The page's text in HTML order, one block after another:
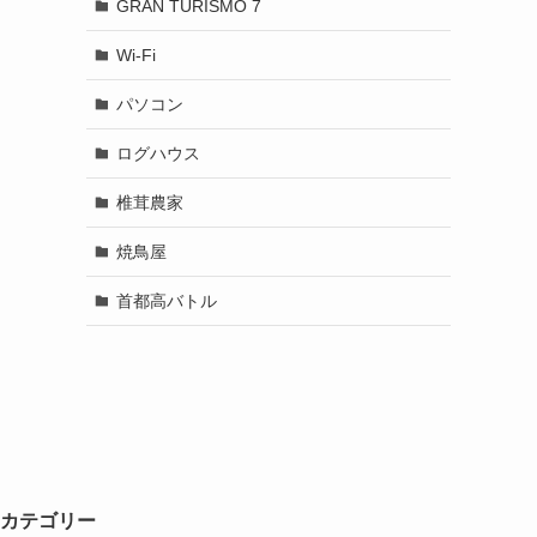
GRAN TURISMO 7
Wi-Fi
パソコン
ログハウス
椎茸農家
焼鳥屋
首都高バトル
カテゴリー